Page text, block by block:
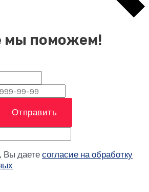
мы поможем!
Отправить
Вы даетесогласие на обработку